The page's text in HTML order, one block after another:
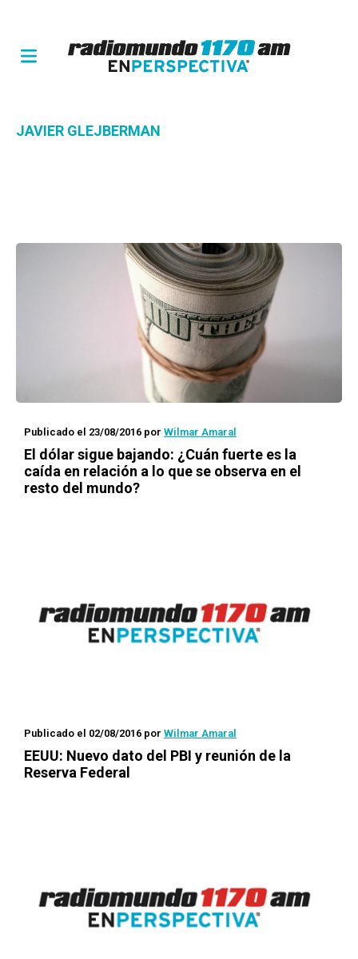
JAVIER GLEJBERMAN
Publicado el 23/08/2016 por Wilmar Amaral
El dólar sigue bajando: ¿Cuán fuerte es la
caída en relación a lo que se observa en el
resto del mundo?
Publicado el 02/08/2016 por Wilmar Amaral
EEUU: Nuevo dato del PBI y reunión de la
Reserva Federal